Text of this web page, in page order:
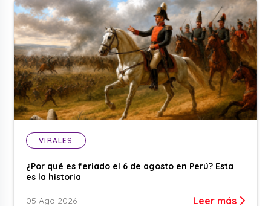
VIRALES
¿Por qué es feriado el 6 de agosto en Perú? Esta
es la historia
05 Ago 2026 Leer más